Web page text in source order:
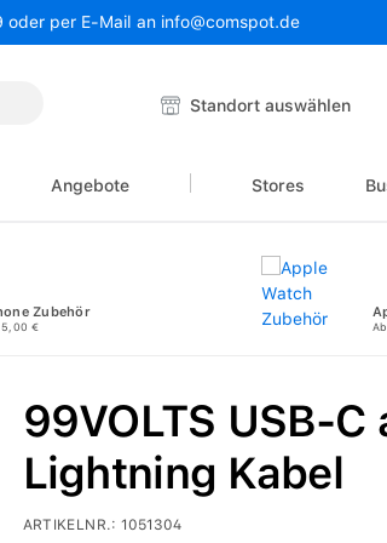
per E-Mail an info@comspot.de
Standort auswählen
Angebote Stores
Zubehör
5,00 €
99VOLTS USB-C
Lightning Kabel
ARTIKELNR.: 1051304